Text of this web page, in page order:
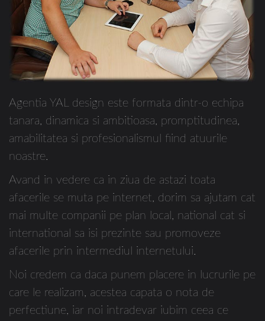
Agentia YAL design este formata dintr-o echipa
tanara, dinamica si ambitioasa, promptitudinea,
amabilitatea si profesionalismul fiind atuurile
noastre.
Avand in vedere ca in ziua de astazi toata
afacerile se muta pe internet, dorim sa ajutam cat
mai multe companii pe plan local, national cat si
international sa isi prezinte sau promoveze
afacerile prin intermediul internetului.
Noi credem ca daca punem placere in lucrurile pe
care le realizam, acestea capata o nota de
perfectiune, iar noi intradevar iubim ceea ce